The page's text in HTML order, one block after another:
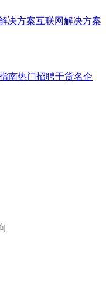
决方案互联网解决方案
南热门招聘干货名企